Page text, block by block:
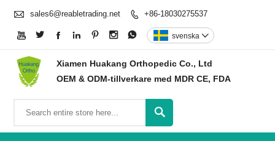
 sales6@reabletrading.net  +86-18030275537
       svenska 
Xiamen Huakang Orthopedic Co., Ltd
OEM & ODM-tillverkare med MDR CE, FDA
